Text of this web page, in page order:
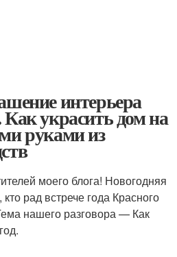
интерьера
украсить дом на
руками из
моего блога! Новогодняя
рад встрече года Красного
нашего разговора — Как